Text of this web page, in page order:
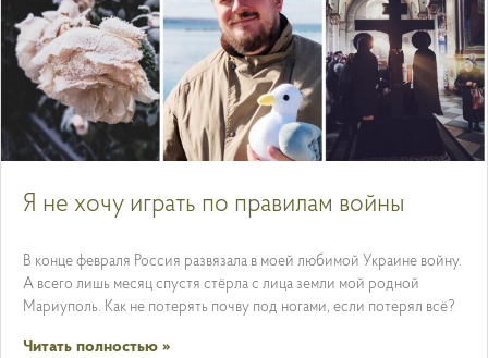
Я не хочу играть по правилам войны
В конце февраля Россия развязала в моей любимой Украине войну.
А всего лишь месяц спустя стёрла с лица земли мой родной
Мариуполь. Как не потерять почву под ногами, если потерял всё?
Читать полностью »